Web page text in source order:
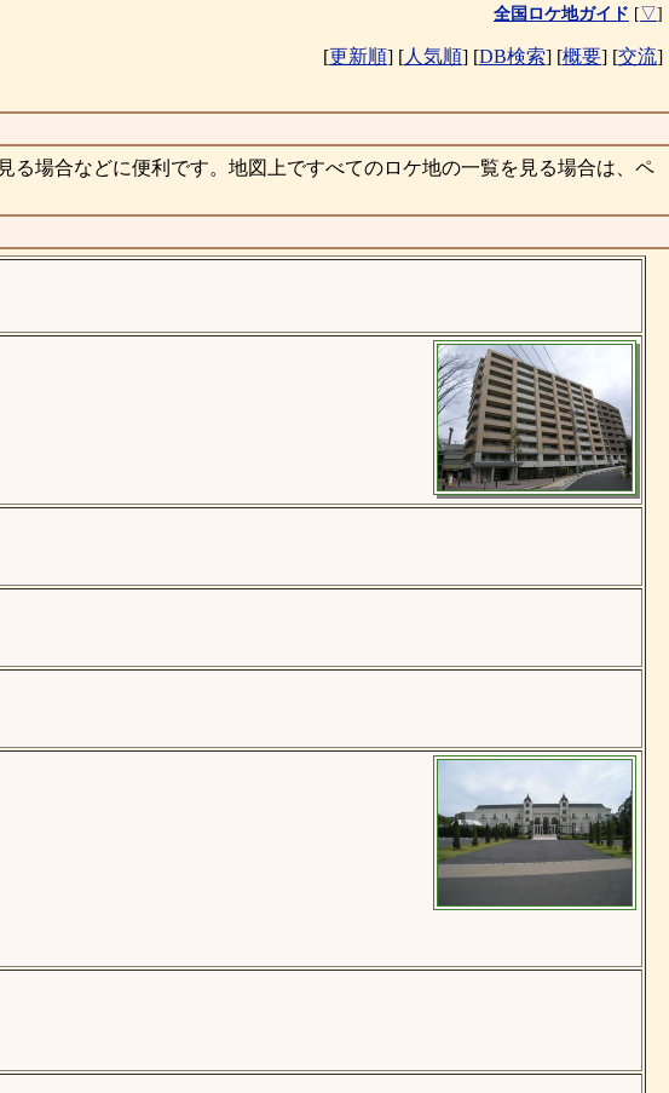
全国ロケ地ガイド [▽]
[更新順] [人気順] [DB検索] [概要] [交流]
る場合などに便利です。地図上ですべてのロケ地の一覧を見る場合は、ペ